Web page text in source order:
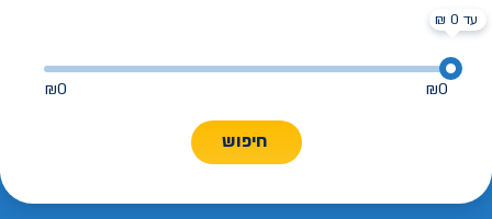
₪0
₪0
חיפוש
עד 0 ₪